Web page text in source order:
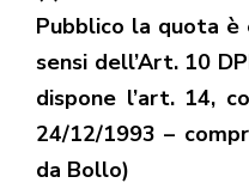
Pubblico la quota è
sensi dell’Art. 10
dispone l’art. 14,
24/12/1993 –
da Bollo)